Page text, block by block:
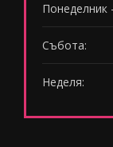
Понеделник
Събота:
Неделя: